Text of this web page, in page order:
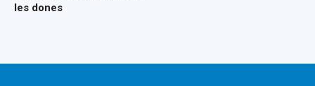
les dones